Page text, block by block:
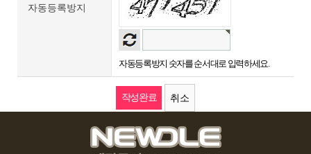
자동등록방지
자동등록방지 숫자를 순서대로 입력하세요.
취소